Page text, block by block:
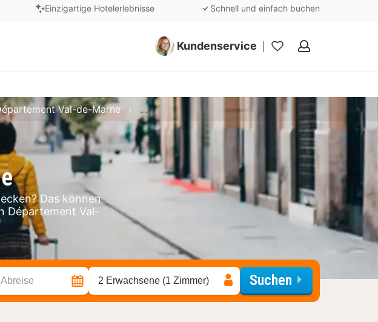
Einzigartige Hotelerlebnisse Schnell und einfach buchen
Kundenservice
Meine
Das können
Département Val-
Val-de-Marne Kurzurlaub - Département Val-de-Marne
Abreise 2 Erwachsene (1 Zimmer) Suchen